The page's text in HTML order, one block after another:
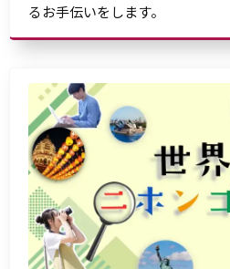
るお手伝いをします。